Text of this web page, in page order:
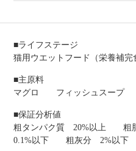
■ライフステージ
猫用ウエットフード（栄養補完
■主原料
マグロ フィッシュスー
■保証分析値
粗タンパク質 20%以上
0.1%以下 粗灰分 2%以